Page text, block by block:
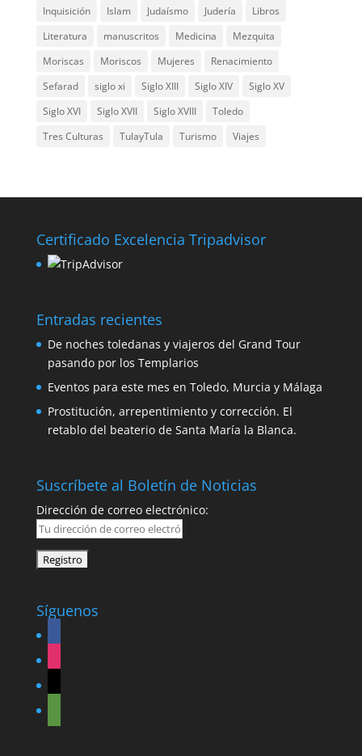
Inquisición
Islam Judaísmo Judería
Libros
Literatura
manuscritos Medicina
Mezquita
Moriscas
Moriscos Mujeres
Renacimiento
Sefarad
siglo xi Siglo XIII Siglo XIV
Siglo XV
Siglo XVI
Siglo XVII Siglo XVIII
Toledo
Tres Culturas
TulayTula Turismo Viajes
Certificado Excelencia Tripadvisor
Entradas recientes
De noches toledanas y viajeros del Grand Tour
pasando por los Templarios
Eventos para este mes en Toledo, Murcia y Málaga
Prostitución, arrepentimiento y corrección. El
retablo del beaterio de Santa María la Blanca.
Suscríbete al Boletín de Noticias
Dirección de correo electrónico:
Síguenos